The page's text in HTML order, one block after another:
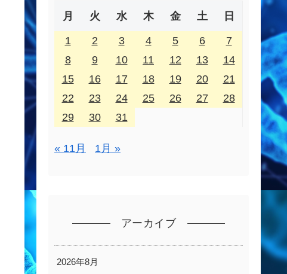
月 火 水 木 金 土 日
1 2 3 4 5 6
7
8
9 10 11 12 13
14
15
16 17 18 19 20
21
22
23 24 25 26 27
28
29
30 31
« 11月 1月 »
アーカイブ
2026年8月